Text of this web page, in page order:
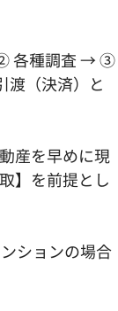
② 各種調査 → ③
（決済）と
産を早めに現
】を前提とし
ションの場合